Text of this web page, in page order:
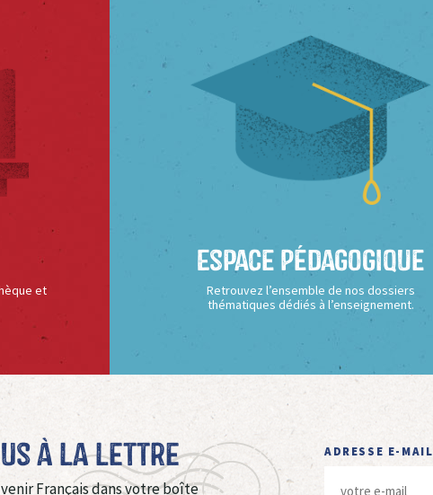
et
Espace Pédagogique
Retrouvez l’ensemble de nos dossiers
thématiques dédiés à l’enseignement.
à La Lettre
Français dans votre boîte
ADRESSE E-MAIL